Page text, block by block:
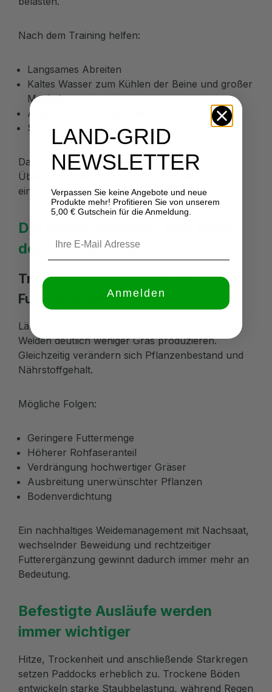
Nach dem Training helfen:
Langsames Abreiten
Kaltes Wasser zum Kühlen der Beine und großer
Muskelgruppen
Ausreichende Trinkpausen
Schattige Erholungsbereiche
Das Abspritzen sollte kontrolliert erfolgen.
Überschüssiges Wasser wird anschließend mit
einem Schweißmesser entfernt.
Die Weide verändert sich durch
den Klimawandel
Trockenheit beeinflusst die
Futterqualität
Längere Dürreperioden führen dazu, dass viele
Weiden deutlich weniger Gras produzieren.
Gleichzeitig verändern sich Pflanzenbestand und
Nährstoffgehalt.
Mögliche Folgen:
Geringere Futtermenge
Höherer Rohfaseranteil
Verdrängung hochwertiger Gräser
Ausbreitung unerwünschter Pflanzen
Bodenverdichtung
Ein nachhaltiges Weidemanagement mit Nachsaat,
wechselnder Beweidung und rechtzeitiger
Futterergänzung gewinnt dadurch immer mehr an
Bedeutung.
Befestigte Ausläufe werden
immer wichtiger
Hitze, Trockenheit und anschließende Starkregen
setzen Paddocks erheblich zu. Trockene Böden
entwickeln starke Staubbelastung, während Regen
LAND-GRID
NEWSLETTER
Verpassen Sie keine Angebote und neue
Produkte mehr! Profitieren Sie von unserem
5,00 € Gutschein für die Anmeldung.
Anmelden